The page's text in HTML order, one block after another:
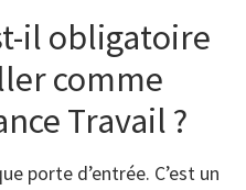
il obligatoire
comme
Travail ?
porte d’entrée. C’est un